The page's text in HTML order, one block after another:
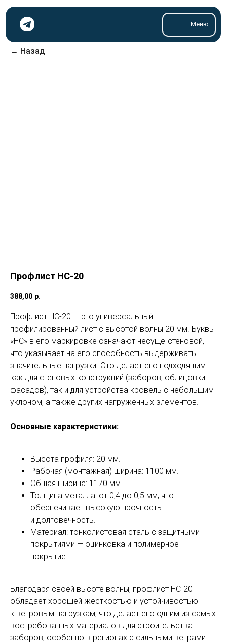
Меню
← Назад
Профлист HC-20
388,00 р.
Профлист НС-20 — это универсальный
профилированный лист с высотой волны 20 мм. Буквы
«НС» в его маркировке означают несуще-стеновой,
что указывает на его способность выдерживать
значительные нагрузки. Это делает его подходящим
как для стеновых конструкций (заборов, облицовки
фасадов), так и для устройства кровель с небольшим
уклоном, а также других нагруженных элементов.
Основные характеристики:
Высота профиля: 20 мм.
Рабочая (монтажная) ширина: 1100 мм.
Общая ширина: 1170 мм.
Толщина металла: от 0,4 до 0,5 мм, что
обеспечивает высокую прочность
и долговечность.
Материал: тонколистовая сталь с защитными
покрытиями — оцинковка и полимерное
покрытие.
Благодаря своей высоте волны, профлист НС-20
обладает хорошей жёсткостью и устойчивостью
к ветровым нагрузкам, что делает его одним из самых
востребованных материалов для строительства
заборов, особенно в регионах с сильными ветрами.